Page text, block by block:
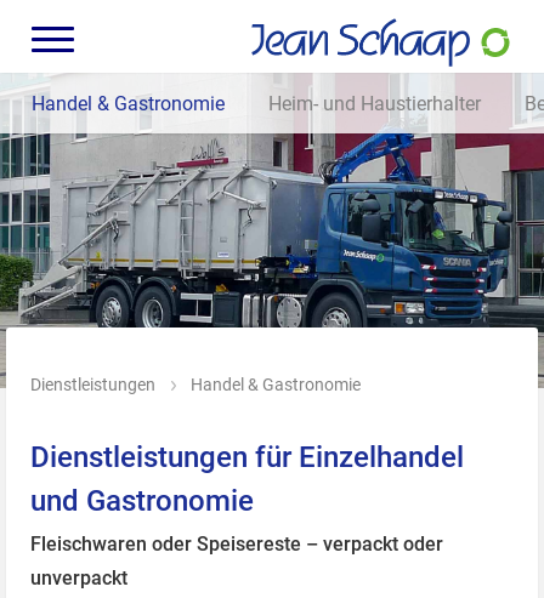
Handel & Gastronomie Heim- und Haustierhalter
Dienstleistungen Handel & Gastronomie
Dienstleistungen für Einzelhandel
und Gastronomie
Fleischwaren oder Speisereste – verpackt oder
unverpackt